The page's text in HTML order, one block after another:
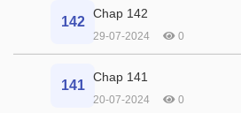
142
Chap 142
29-07-2024 0
141
Chap 141
20-07-2024 0